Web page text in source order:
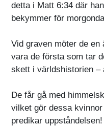
detta i Matt 6:34 där
bekymmer för
Vid graven möter de
vara de första som tar
skett i världshistorien –
De får gå med
vilket gör dessa
predikar uppståndelsen!